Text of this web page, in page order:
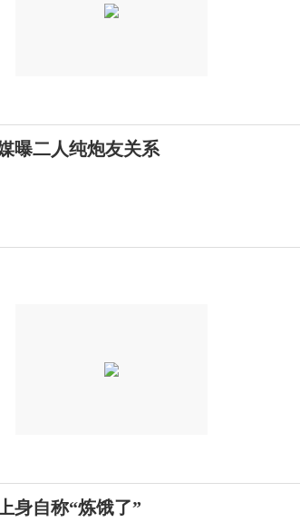
曝二人纯炮友关系
身自称“炼饿了”